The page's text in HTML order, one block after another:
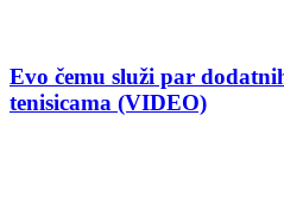
Evo čemu služi par
tenisicama (VIDEO)